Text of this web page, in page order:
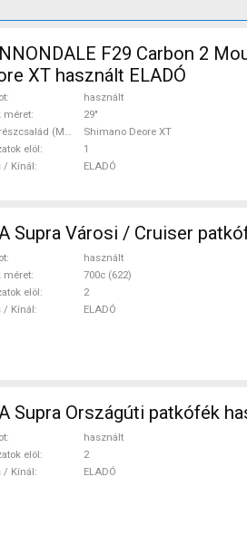
F29 Carbon 2
XT használt ELADÓ
használt
méret
29"
Alkatrészcsalád (MTB)
Shimano Deore XT
elöl
1
/ Kínál
ELADÓ
Supra Városi / Cruiser
használt
méret
700c (622)
elöl
2
/ Kínál
ELADÓ
Supra Országúti patkófék
használt
elöl
2
/ Kínál
ELADÓ